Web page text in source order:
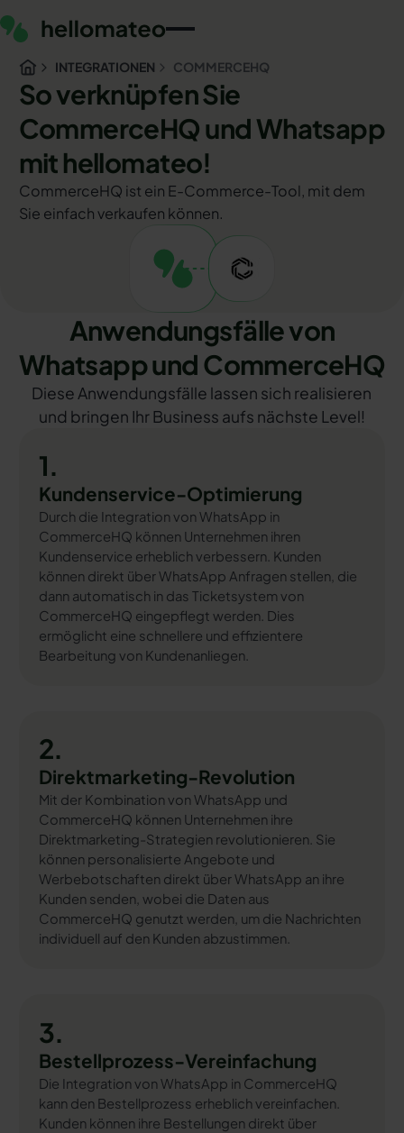
INTEGRATIONEN COMMERCEHQ
So verknüpfen Sie
CommerceHQ und Whatsapp
mit hellomateo!
CommerceHQ ist ein E-Commerce-Tool, mit dem
Sie einfach verkaufen können.
Anwendungsfälle von
Whatsapp und CommerceHQ
Diese Anwendungsfälle lassen sich realisieren
und bringen Ihr Business aufs nächste Level!
1.
Kundenservice-Optimierung
Durch die Integration von WhatsApp in
CommerceHQ können Unternehmen ihren
Kundenservice erheblich verbessern. Kunden
können direkt über WhatsApp Anfragen stellen, die
dann automatisch in das Ticketsystem von
CommerceHQ eingepflegt werden. Dies
ermöglicht eine schnellere und effizientere
Bearbeitung von Kundenanliegen.
2.
Direktmarketing-Revolution
Mit der Kombination von WhatsApp und
CommerceHQ können Unternehmen ihre
Direktmarketing-Strategien revolutionieren. Sie
können personalisierte Angebote und
Werbebotschaften direkt über WhatsApp an ihre
Kunden senden, wobei die Daten aus
CommerceHQ genutzt werden, um die Nachrichten
individuell auf den Kunden abzustimmen.
3.
Bestellprozess-Vereinfachung
Die Integration von WhatsApp in CommerceHQ
kann den Bestellprozess erheblich vereinfachen.
Kunden können ihre Bestellungen direkt über